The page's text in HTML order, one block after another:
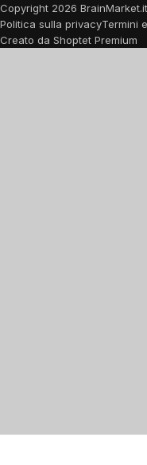
Copyright 2026
Politica sulla privacyTermini
Creato da Shoptet Premium